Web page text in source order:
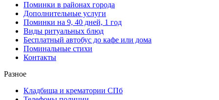
Поминки в районах города
Дополнительные услуги
Поминки на 9, 40 дней, 1 год
Виды ритуальных блюд
Бесплатный автобус до кафе или дома
Поминальные стихи
Контакты
Разное
Кладбища и крематории СПб